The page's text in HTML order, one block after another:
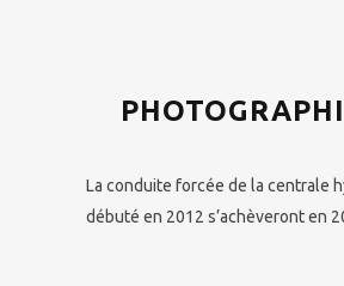
La conduite forcée de la centrale
débuté en 2012 s’achèveront en